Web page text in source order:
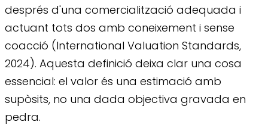
després d'una comercialització adequada i
actuant tots dos amb coneixement i sense
coacció (International Valuation Standards,
2024). Aquesta definició deixa clar una cosa
essencial: el valor és una estimació amb
supòsits, no una dada objectiva gravada en
pedra.